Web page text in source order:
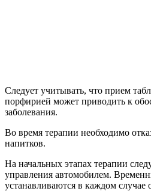
Следует учитывать, что прием
порфирией может приводить к
заболевания.
Во время терапии необходимо
напитков.
На начальных этапах терапии
управления автомобилем.
устанавливаются в каждом случае